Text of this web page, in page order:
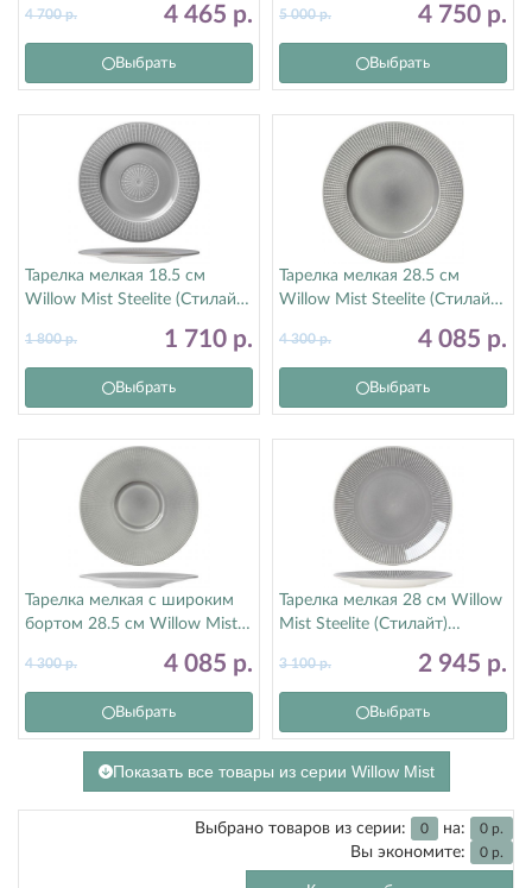
4 465 р.
4 700р.
Выбрать
4 750 р.
5 000р.
Выбрать
Тарелка мелкая 18.5 см
Willow Mist Steelite (Стилайт)
1 710 р.
1 800р.
Выбрать
Тарелка мелкая 28.5 см
Willow Mist Steelite (Стилайт)
4 085 р.
4 300р.
Выбрать
Тарелка мелкая с широким
бортом 28.5 см Willow Mist
4 085 р.
4 300р.
Выбрать
Тарелка мелкая 28 см Willow
Mist Steelite (Стилайт)
2 945 р.
3 100р.
Выбрать
Показать все товары из серии Willow Mist
Выбрано товаров из серии: 0 на: 0 р.
Вы экономите: 0 р.